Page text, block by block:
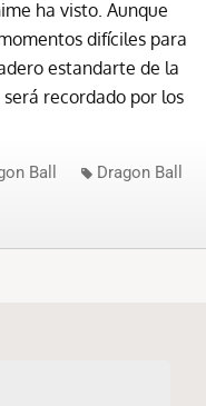
ha visto. Aunque
difíciles para
estandarte de la
recordado por los
Ball Dragon Ball